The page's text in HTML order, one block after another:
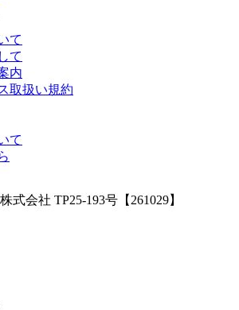
て
て
内
取扱い規約
て
会社 TP25-193号【261029】